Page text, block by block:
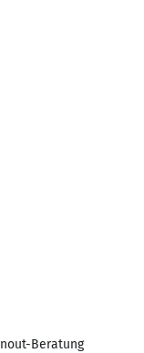
Beratung